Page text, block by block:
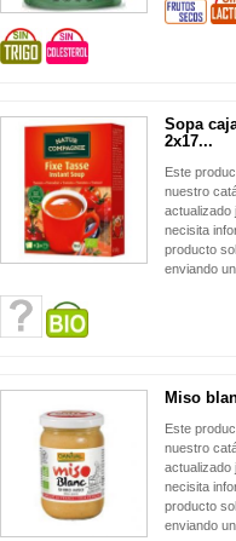
Sopa
2x17...
Este
nuestro
actualizado
necisita
producto
enviando
Miso
Este
nuestro
actualizado
necisita
producto
enviando